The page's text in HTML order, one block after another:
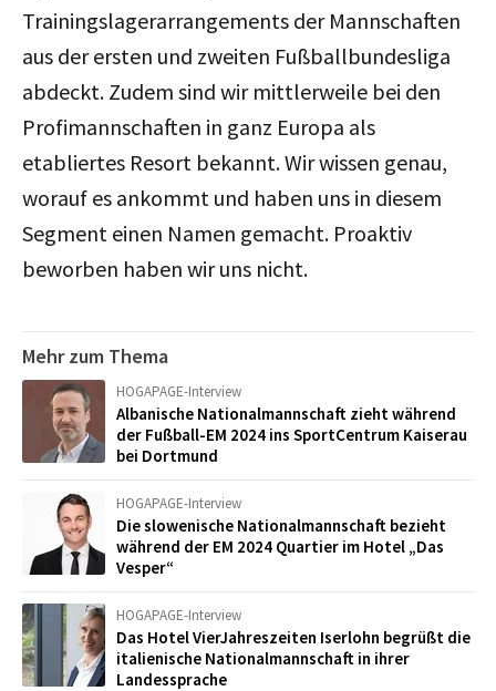
Trainingslagerarrangements der Mannschaften
aus der ersten und zweiten Fußballbundesliga
abdeckt. Zudem sind wir mittlerweile bei den
Profimannschaften in ganz Europa als
etabliertes Resort bekannt. Wir wissen genau,
worauf es ankommt und haben uns in diesem
Segment einen Namen gemacht. Proaktiv
beworben haben wir uns nicht.
Mehr zum Thema
HOGAPAGE-Interview
Albanische Nationalmannschaft zieht während
der Fußball-EM 2024 ins SportCentrum Kaiserau
bei Dortmund
HOGAPAGE-Interview
Die slowenische Nationalmannschaft bezieht
während der EM 2024 Quartier im Hotel „Das
Vesper“
HOGAPAGE-Interview
Das Hotel VierJahreszeiten Iserlohn begrüßt die
italienische Nationalmannschaft in ihrer
Landessprache